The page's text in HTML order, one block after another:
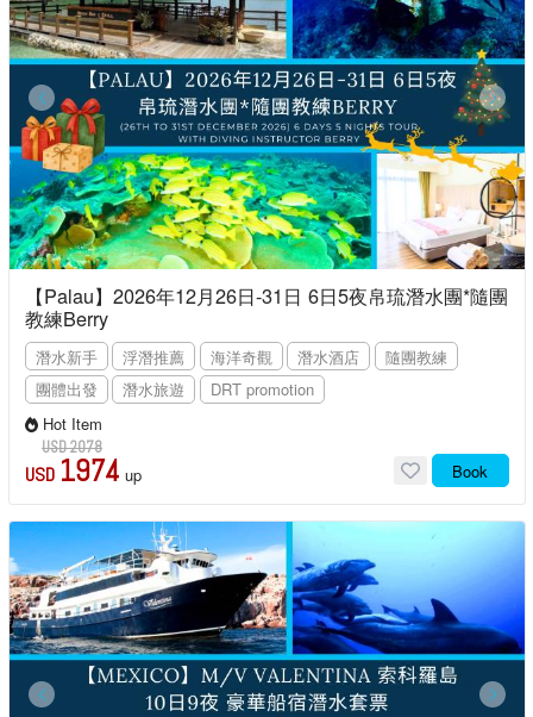
【Palau】2026年12月26日-31日 6日5夜帛琉潛水團*隨團
教練Berry
潛水新手 浮潛推薦 海洋奇觀 潛水酒店
隨團教練
團體出發
潛水旅遊
DRT promotion
Hot Item
USD 2078
USD 1974 up Book